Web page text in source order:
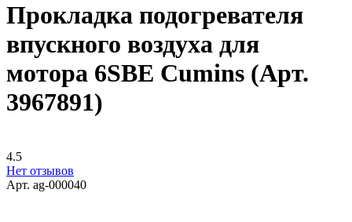
Прокладка подогревателя
впускного воздуха для
мотора 6SBE Cumins (Арт.
3967891)
4.5
Нет отзывов
Арт. ag-000040